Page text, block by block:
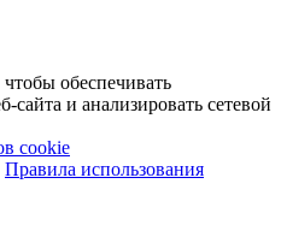
обеспечивать
и анализировать сетевой
cookie
Правила использования